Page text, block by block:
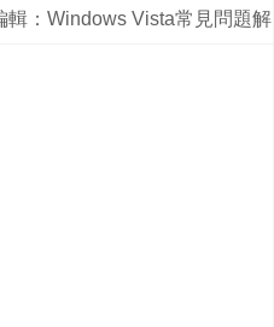
：Windows Vista常見問題解